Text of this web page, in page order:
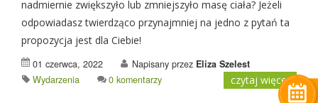
nadmiernie zwiększyło lub zmniejszyło masę ciała? Jeżeli
odpowiadasz twierdząco przynajmniej na jedno z pytań ta
propozycja jest dla Ciebie!
01 czerwca, 2022 Napisany przez Eliza Szelest
Wydarzenia
0 komentarzy czytaj więcej